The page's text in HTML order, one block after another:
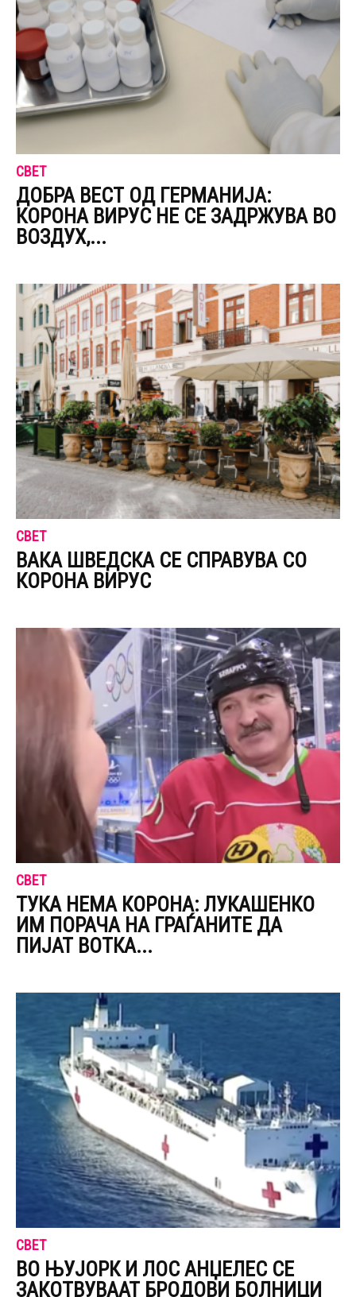
СВЕТ
ДОБРА ВЕСТ ОД ГЕРМАНИЈА:
КОРОНА ВИРУС НЕ СЕ ЗАДРЖУВА ВО
ВОЗДУХ,...
СВЕТ
ВАКА ШВЕДСКА СЕ СПРАВУВА СО
КОРОНА ВИРУС
СВЕТ
ТУКА НЕМА КОРОНА: ЛУКАШЕНКО
ИМ ПОРАЧА НА ГРАЃАНИТЕ ДА
ПИЈАТ ВОТКА...
СВЕТ
ВО ЊУЈОРК И ЛОС АНЏЕЛЕС СЕ
ЗАКОТВУВААТ БРОДОВИ БОЛНИЦИ